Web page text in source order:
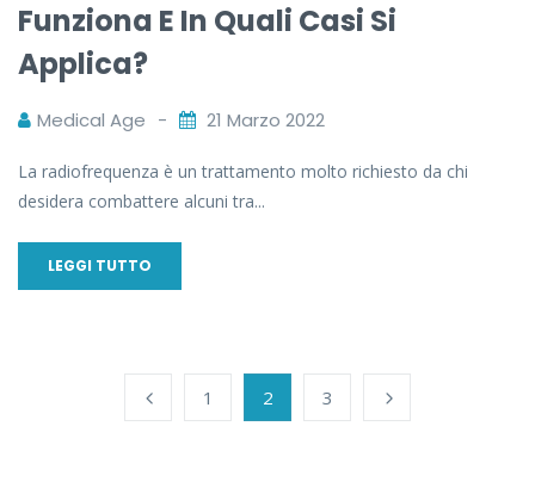
Funziona E In Quali Casi Si
Applica?
Medical Age 21 Marzo 2022
La radiofrequenza è un trattamento molto richiesto da chi
desidera combattere alcuni tra...
LEGGI TUTTO
1 2 3